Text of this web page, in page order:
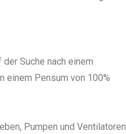
Suche nach einem
einem Pensum von 100%
Pumpen und Ventilatoren